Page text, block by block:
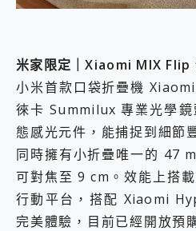
米家限定｜Xiaomi MIX Flip
小米首款口袋折疊機
徠卡 Summilux 專業光學
態感光元件，能捕捉到細節
同時擁有小折疊唯一的 47
可對焦至 9 cm。效能上搭
行動平台，搭配 Xiaomi
完美體驗，目前已經開放預